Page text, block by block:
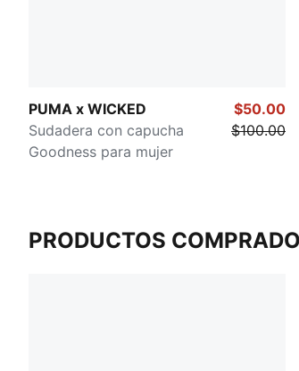
PUMA x WICKED
Sudadera con capucha
Goodness para mujer
$50.00
$100.00
PRODUCTOS